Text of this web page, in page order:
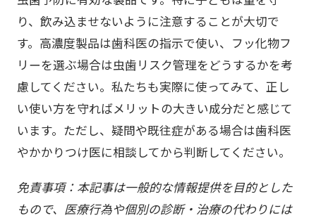
り、飲み込ませないように注意することが大切で
す。高濃度製品は歯科医の指示で使い、フッ化物フ
リーを選ぶ場合は虫歯リスク管理をどうするかを考
慮してください。私たちも実際に使ってみて、正し
い使い方を守ればメリットの大きい成分だと感じて
います。ただし、疑問や既往症がある場合は歯科医
やかかりつけ医に相談してから判断してください。
免責事項：本記事は一般的な情報提供を目的とした
もので、医療行為や個別の診断・治療の代わりには